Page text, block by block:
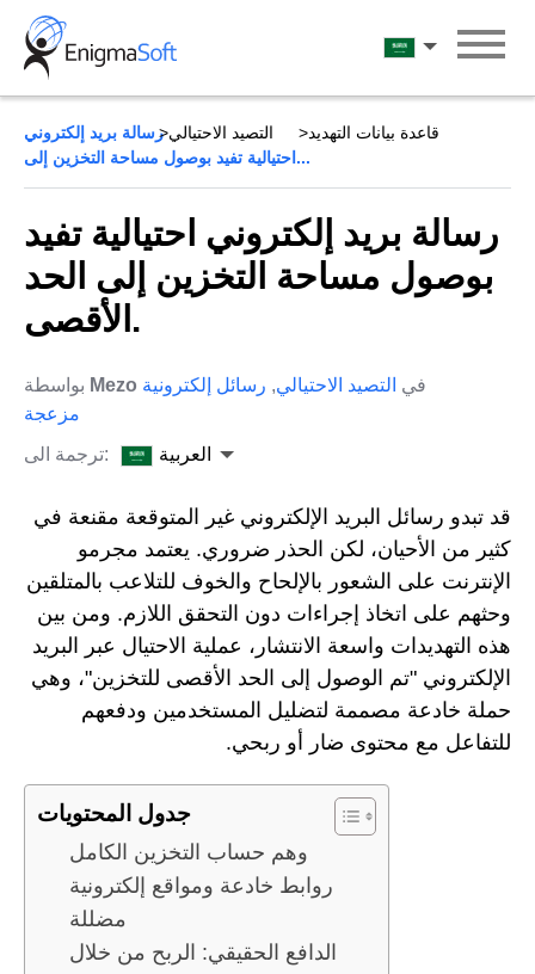
Skip
content
العربية
قاعدة بيانات التهديد التصيد الاحتيالي رسالة بريد إلكتروني
احتيالية تفيد بوصول مساحة التخزين إلى...
رسالة بريد إلكتروني احتيالية تفيد
بوصول مساحة التخزين إلى الحد
الأقصى.
Mezo في التصيد الاحتيالي, رسائل إلكترونية
مزعجة
ترجمة الى:
العربية
قد تبدو رسائل البريد الإلكتروني غير المتوقعة مقنعة في
كثير من الأحيان، لكن الحذر ضروري. يعتمد مجرمو
الإنترنت على الشعور بالإلحاح والخوف للتلاعب بالمتلقين
وحثهم على اتخاذ إجراءات دون التحقق اللازم. ومن بين
هذه التهديدات واسعة الانتشار، عملية الاحتيال عبر البريد
الإلكتروني "تم الوصول إلى الحد الأقصى للتخزين"، وهي
حملة خادعة مصممة لتضليل المستخدمين ودفعهم
للتفاعل مع محتوى ضار أو ربحي.
جدول المحتويات
وهم حساب التخزين الكامل
روابط خادعة ومواقع إلكترونية
مضللة
الدافع الحقيقي: الربح من خلال